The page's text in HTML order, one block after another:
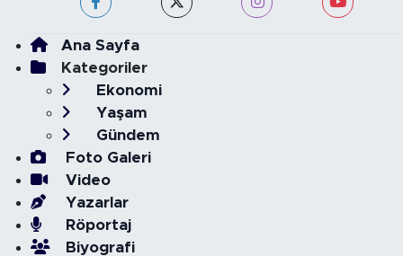
Ana Sayfa
Kategoriler
Ekonomi
Yaşam
Gündem
Foto Galeri
Video
Yazarlar
Röportaj
Biyografi